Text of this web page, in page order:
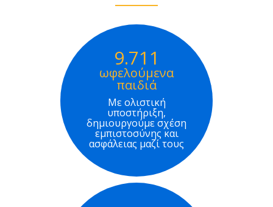
9.711
ωφελούμενα
παιδιά
Με ολιστική
υποστήριξη,
δημιουργούμε σχέση
εμπιστοσύνης και
ασφάλειας μαζί τους